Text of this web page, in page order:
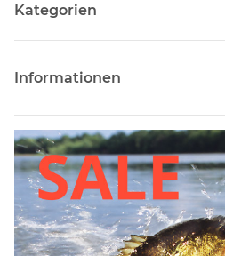
Kategorien
Informationen